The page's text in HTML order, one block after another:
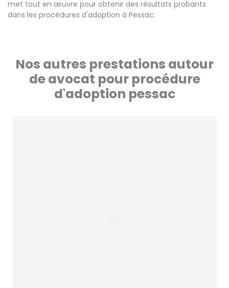
met tout en œuvre pour obtenir des résultats probants
dans les procédures d'adoption à Pessac.
Nos autres prestations autour
de avocat pour procédure
d'adoption pessac